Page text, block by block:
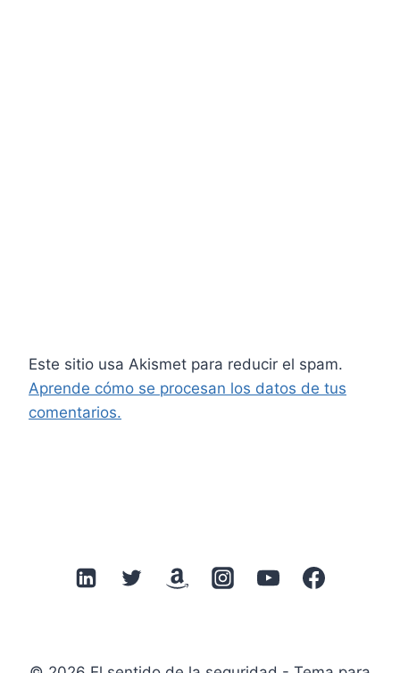
Este sitio usa Akismet para reducir el spam.
Aprende cómo se procesan los datos de tus
comentarios.